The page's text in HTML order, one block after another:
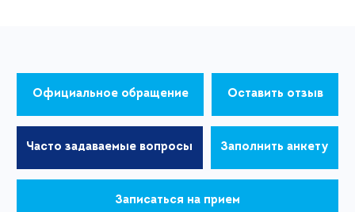
Официальное обращение Оставить отзыв
Часто задаваемые вопросы Заполнить анкету
Записаться на прием